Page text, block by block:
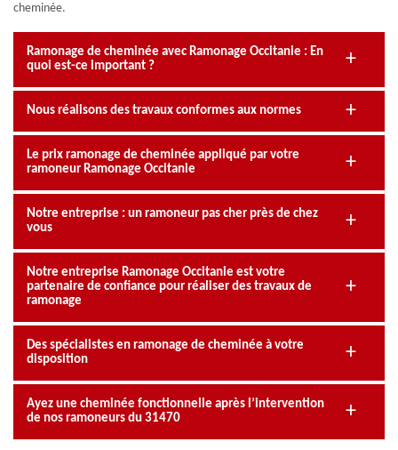
cheminée.
Ramonage de cheminée avec Ramonage Occitanie : En
quoi est-ce important ?
Nous réalisons des travaux conformes aux normes
Le prix ramonage de cheminée appliqué par votre
ramoneur Ramonage Occitanie
Notre entreprise : un ramoneur pas cher près de chez
vous
Notre entreprise Ramonage Occitanie est votre
partenaire de confiance pour réaliser des travaux de
ramonage
Des spécialistes en ramonage de cheminée à votre
disposition
Ayez une cheminée fonctionnelle après l’intervention
de nos ramoneurs du 31470